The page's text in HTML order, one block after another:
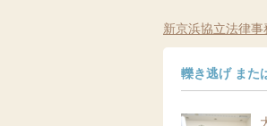
新京浜協立法律事
轢き逃げ また